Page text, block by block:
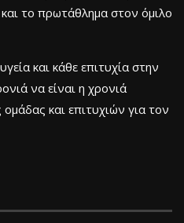
το πρωτάθλημα στον όμιλο
και κάθε επιτυχία στην
να είναι η χρονιά
και επιτυχιών για τον